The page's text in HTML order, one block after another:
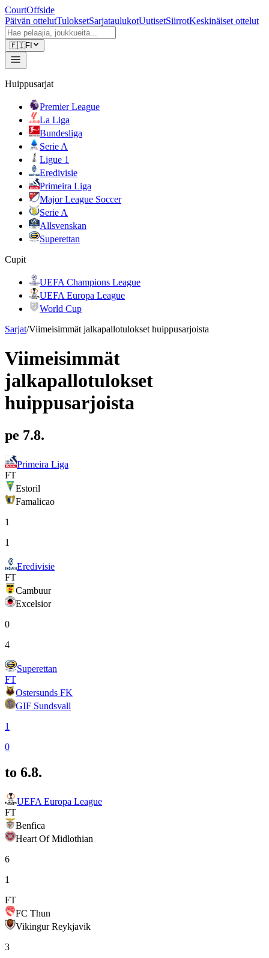
CourtOffside
Päivän ottelutTuloksetSarjataulukotUutisetSiirrotKeskinäiset ottelut
🇫🇮FI
Huippusarjat
Premier League
La Liga
Bundesliga
Serie A
Ligue 1
Eredivisie
Primeira Liga
Major League Soccer
Serie A
Allsvenskan
Superettan
Cupit
UEFA Champions League
UEFA Europa League
World Cup
Sarjat/Viimeisimmät jalkapallotulokset huippusarjoista
Viimeisimmät
jalkapallotulokset
huippusarjoista
pe 7.8.
Primeira Liga
FT
Estoril
Famalicao
1
1
Eredivisie
FT
Cambuur
Excelsior
0
4
Superettan
FT
Ostersunds FK
GIF Sundsvall
1
0
to 6.8.
UEFA Europa League
FT
Benfica
Heart Of Midlothian
6
1
FT
FC Thun
Vikingur Reykjavik
3